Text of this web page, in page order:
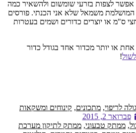
אפשר לצפות בזרעי שומשום ולהשאיר כמה
המושלמת משמאל שלא אני הכנתי. פורסים
ס"מ או יוצרים כדורים ושמים בעטרות
או יותר מכדור אחד בגודל כדור
!
לריפוי, מתכונים, קינוחים ומשקאות
פברואר 2, 2015
, ממתק טבעוני, ממתק לתיקון מערכת